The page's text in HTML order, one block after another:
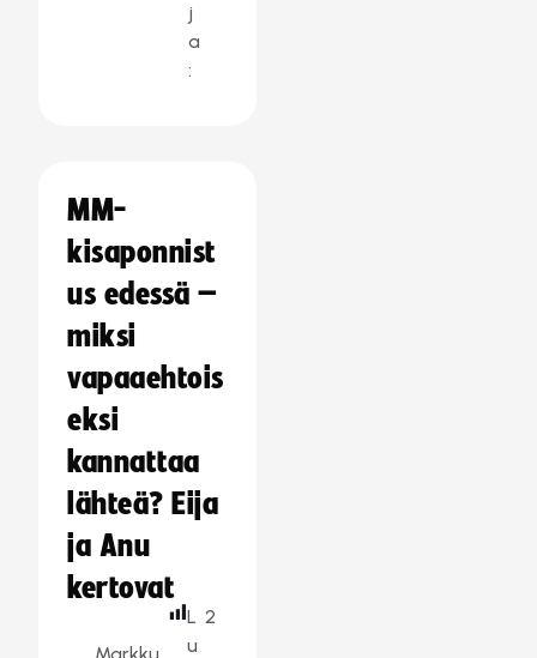
j
a
:
MM-
kisaponnist
us edessä –
miksi
vapaaehtois
eksi
kannattaa
lähteä? Eija
ja Anu
kertovat
L
u
2